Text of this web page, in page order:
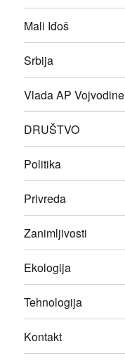
Mali Iđoš
Srbija
Vlada AP Vojvodine
DRUŠTVO
Politika
Privreda
Zanimljivosti
Ekologija
Tehnologija
Kontakt